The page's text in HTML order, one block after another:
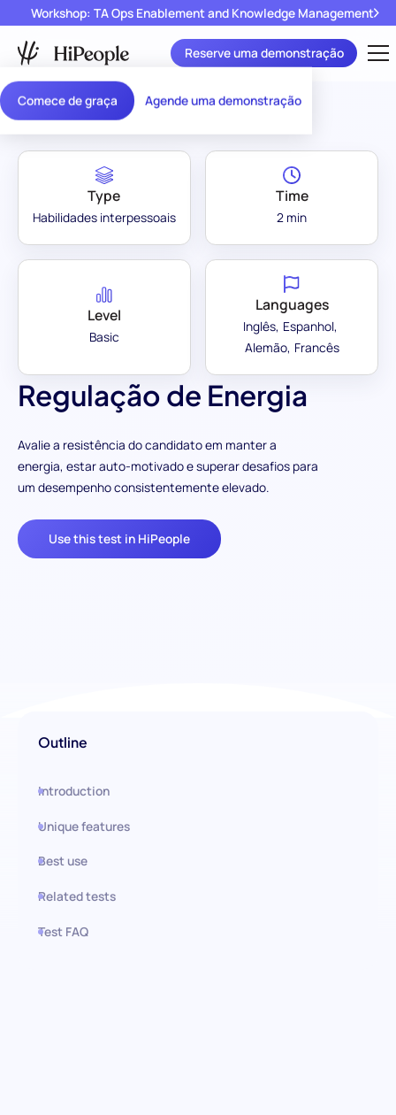
Comece de graça Agende uma demonstração
Workshop: TA Ops Enablement and Knowledge Management
Reserve uma demonstração
Assessment Library
Regulação de Energia
Avalie a resistência do candidato em manter a
energia, estar auto-motivado e superar desafios para
um desempenho consistentemente elevado.
Use this test in HiPeople
Type
Habilidades interpessoais
Time
2 min
Level
Basic
Languages
Inglês Espanhol
Alemão Francês
Outline
Introduction
Unique features
Best use
Related tests
Test FAQ